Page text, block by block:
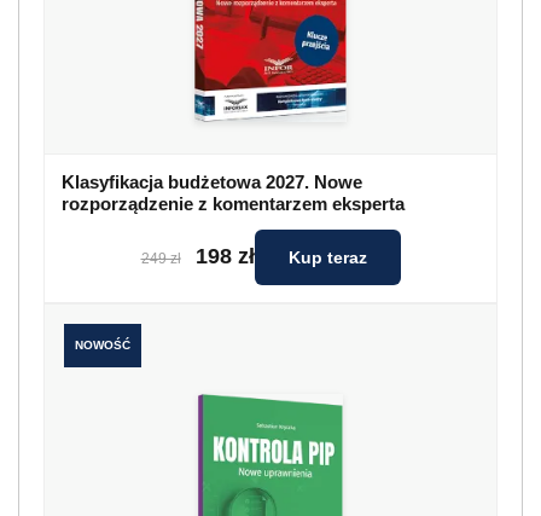
Klasyfikacja budżetowa 2027. Nowe
rozporządzenie z komentarzem eksperta
249 zł 198 zł Kup teraz
NOWOŚĆ